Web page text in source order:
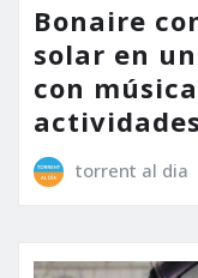
Bonaire
solar en
con
torrent al dia